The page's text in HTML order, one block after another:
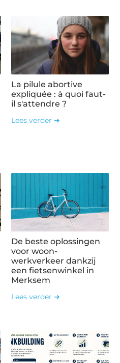
La pilule abortive
expliquée : à quoi faut-
il s'attendre ?
Lees verder ➜
De beste oplossingen
voor woon-
werkverkeer dankzij
een fietsenwinkel in
Merksem
Lees verder ➜